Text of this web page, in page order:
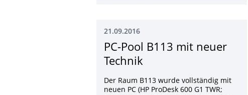
21.09.2016
PC-Pool B113 mit neuer
Technik
Der Raum B113 wurde vollständig mit
neuen PC (HP ProDesk 600 G1 TWR;